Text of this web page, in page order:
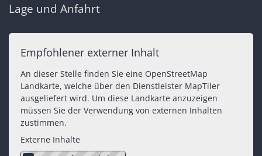
Lage und Anfahrt
Empfohlener externer Inhalt
An dieser Stelle finden Sie eine OpenStreetMap
Landkarte, welche über den Dienstleister MapTiler
ausgeliefert wird. Um diese Landkarte anzuzeigen
müssen Sie der Verwendung von externen Inhalten
zustimmen.
Externe Inhalte